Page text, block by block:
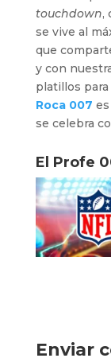
touchdown,
se vive al
que
y con
platillos
Roca 007
se celebra
El Profe
Enviar